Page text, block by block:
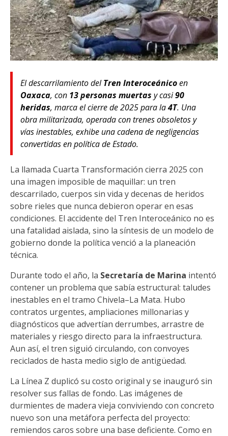
El descarrilamiento delTren Interoceánicoen
Oaxaca, con 13 personas muertas y casi90
heridas, marca el cierre de 2025 para la4T. Una
obra militarizada, operada con trenes obsoletos y
vías inestables, exhibe una cadena de negligencias
convertidas en política de Estado.
La llamada Cuarta Transformación cierra 2025 con
una imagen imposible de maquillar: un tren
descarrilado, cuerpos sin vida y decenas de heridos
sobre rieles que nunca debieron operar en esas
condiciones. El accidente del Tren Interoceánico no es
una fatalidad aislada, sino la síntesis de un modelo de
gobierno donde la política venció a la planeación
técnica.
Durante todo el año, la Secretaría de Marina intentó
contener un problema que sabía estructural: taludes
inestables en el tramo Chivela–La Mata. Hubo
contratos urgentes, ampliaciones millonarias y
diagnósticos que advertían derrumbes, arrastre de
materiales y riesgo directo para la infraestructura.
Aun así, el tren siguió circulando, con convoyes
reciclados de hasta medio siglo de antigüedad.
La Línea Z duplicó su costo original y se inauguró sin
resolver sus fallas de fondo. Las imágenes de
durmientes de madera vieja conviviendo con concreto
nuevo son una metáfora perfecta del proyecto:
remiendos caros sobre una base deficiente. Como en